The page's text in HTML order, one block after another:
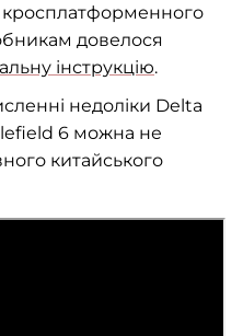
довелося
інструкцію.
недоліки Delta
6 можна не
китайського